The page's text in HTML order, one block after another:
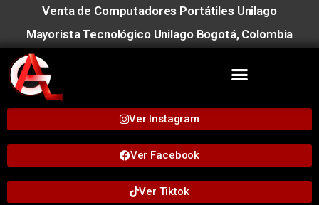
Venta de Computadores Portátiles Unilago
Mayorista Tecnológico Unilago Bogotá, Colombia
Ver Instagram
Ver Facebook
Ver Tiktok